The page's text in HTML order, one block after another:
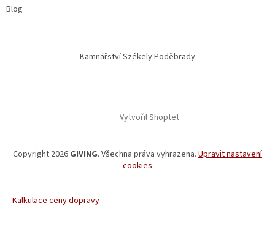
Blog
Kamnářství Székely Poděbrady
Vytvořil Shoptet
Copyright 2026 GIVING. Všechna práva vyhrazena. Upravit nastavení
cookies
Kalkulace ceny dopravy